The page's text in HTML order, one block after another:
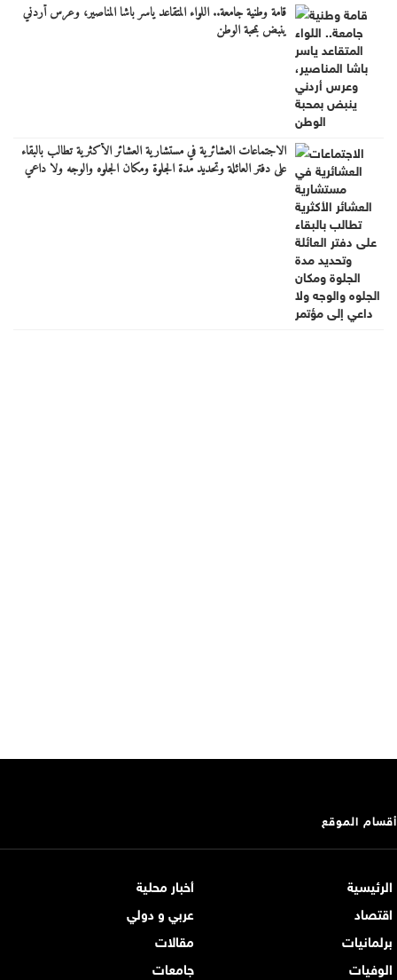
قامة وطنية جامعة.. اللواء المتقاعد ياسر باشا المناصير، وعرس أردني
ينبض بمحبة الوطن
الاجتماعات العشائرية في مستشارية العشائر الأكثرية تطالب بالبقاء
على دفتر العائلة وتحديد مدة الجلوة ومكان الجلوه والوجه ولا داعي
أقسام الموقع
الرئيسية
أخبار محلية
اقتصاد
عربي و دولي
برلمانيات
مقالات
الوفيات
جامعات